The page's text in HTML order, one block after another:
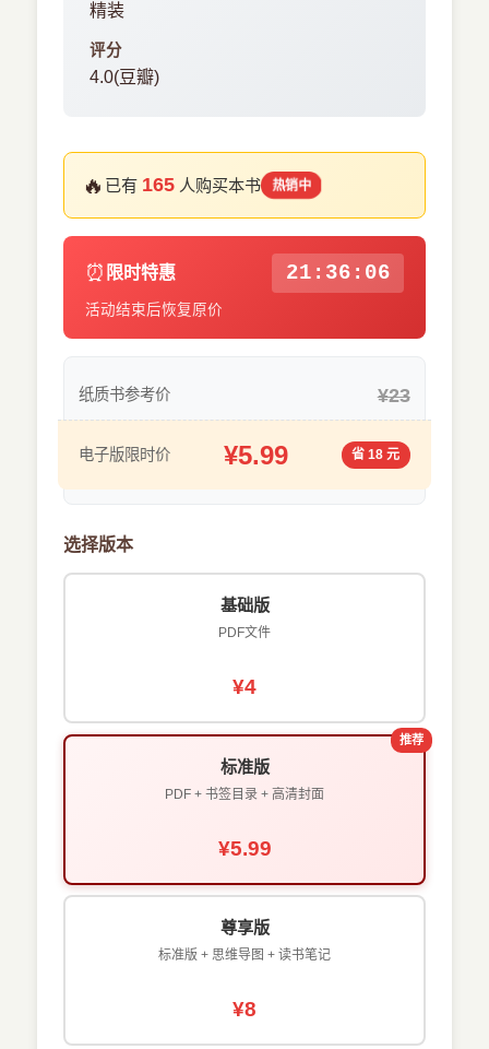
精装
评分
4.0(豆瓣)
🔥 已有 165 人购买本书 热销中
⏰ 限时特惠 21:36:05
活动结束后恢复原价
纸质书参考价 ¥23
电子版限时价 ¥5.99 省 18 元
选择版本
基础版
PDF文件
¥4
推荐
标准版
PDF + 书签目录 + 高清封面
¥5.99
尊享版
标准版 + 思维导图 + 读书笔记
¥8